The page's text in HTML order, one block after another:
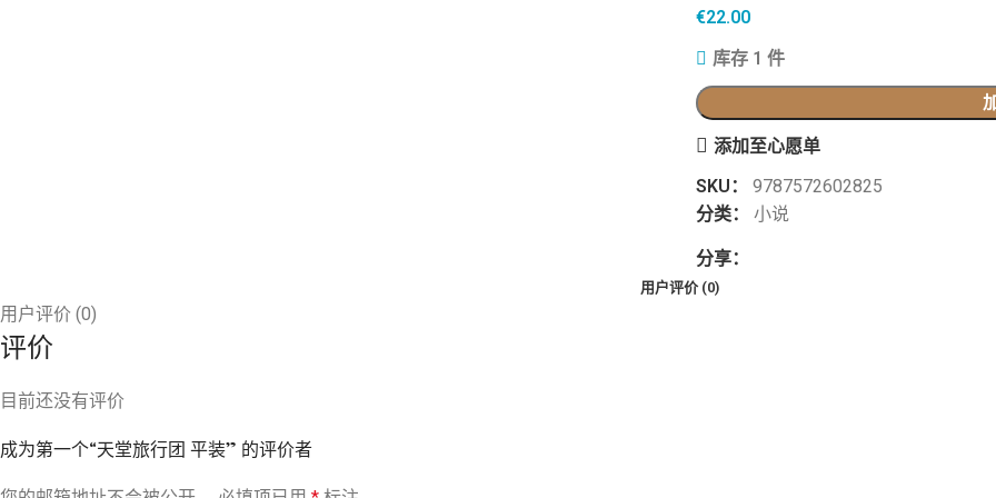
€22.00
库存 1 件
添加至心愿单
SKU： 9787572602825
分类：
小说
分享：
用户评价 (0)
用户评价 (0)
评价
目前还没有评价
成为第一个“天堂旅行团 平装” 的评价者